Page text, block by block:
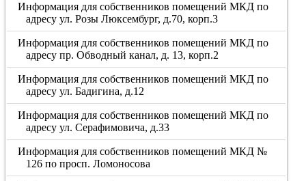
Информация для собственников помещений МКД по
адресу ул. Розы Люксембург, д.70, корп.3
Информация для собственников помещений МКД по
адресу пр. Обводный канал, д. 13, корп.2
Информация для собственников помещений МКД по
адресу ул. Бадигина, д.12
Информация для собственников помещений МКД по
адресу ул. Серафимовича, д.33
Информация для собственников помещений МКД №
126 по просп. Ломоносова